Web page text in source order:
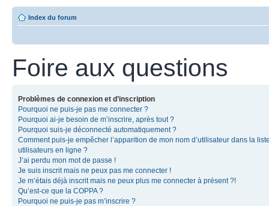
Index du forum
Foire aux questions
Problèmes de connexion et d’inscription
Pourquoi ne puis-je pas me connecter ?
Pourquoi ai-je besoin de m’inscrire, après tout ?
Pourquoi suis-je déconnecté automatiquement ?
Comment puis-je empêcher l’apparition de mon nom d’utilisateur dans la
utilisateurs en ligne ?
J’ai perdu mon mot de passe !
Je suis inscrit mais ne peux pas me connecter !
Je m’étais déjà inscrit mais ne peux plus me connecter à présent ?!
Qu’est-ce que la COPPA ?
Pourquoi ne puis-je pas m’inscrire ?